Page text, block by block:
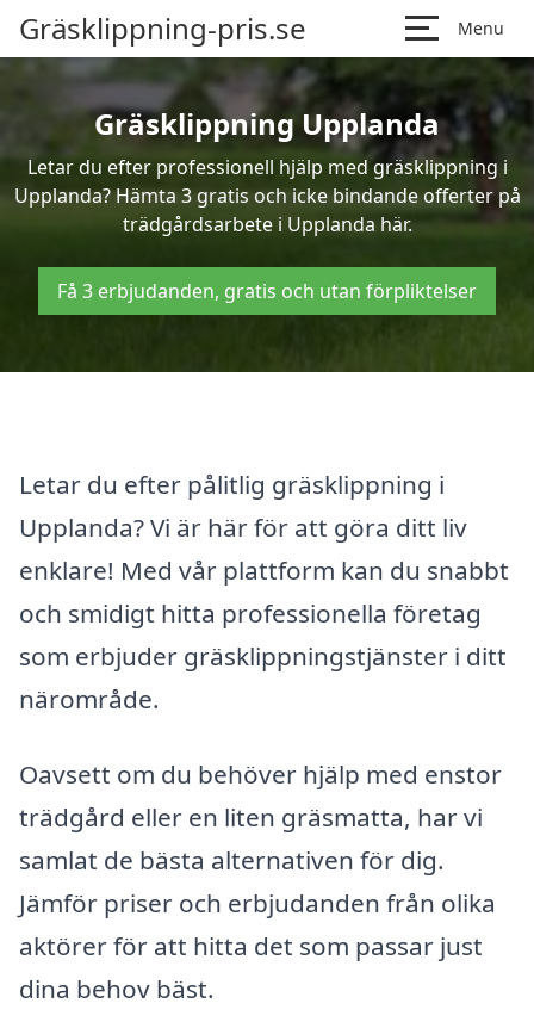
Gräsklippning-pris.se Menu
Gräsklippning Upplanda
Letar du efter professionell hjälp med gräsklippning i
Upplanda? Hämta 3 gratis och icke bindande offerter på
trädgårdsarbete i Upplanda här.
Få 3 erbjudanden, gratis och utan förpliktelser
Letar du efter pålitlig gräsklippning i
Upplanda? Vi är här för att göra ditt liv
enklare! Med vår plattform kan du snabbt
och smidigt hitta professionella företag
som erbjuder gräsklippningstjänster i ditt
närområde.
Oavsett om du behöver hjälp med enstor
trädgård eller en liten gräsmatta, har vi
samlat de bästa alternativen för dig.
Jämför priser och erbjudanden från olika
aktörer för att hitta det som passar just
dina behov bäst.